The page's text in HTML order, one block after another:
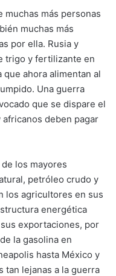
muchas más personas
muchas más
por ella. Rusia y
trigo y fertilizante en
ahora alimentan al
Una guerra
que se dispare el
deben pagar
los mayores
petróleo crudo y
los agricultores en sus
energética
exportaciones, por
la gasolina en
hasta México y
tan lejanas a la guerra